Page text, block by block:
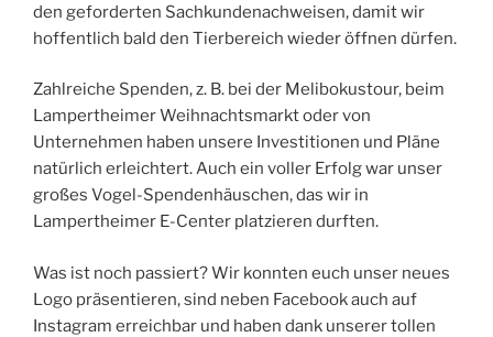
den geforderten Sachkundenachweisen, damit wir
hoffentlich bald den Tierbereich wieder öffnen dürfen.
Zahlreiche Spenden, z. B. bei der Melibokustour, beim
Lampertheimer Weihnachtsmarkt oder von
Unternehmen haben unsere Investitionen und Pläne
natürlich erleichtert. Auch ein voller Erfolg war unser
großes Vogel-Spendenhäuschen, das wir in
Lampertheimer E-Center platzieren durften.
Was ist noch passiert? Wir konnten euch unser neues
Logo präsentieren, sind neben Facebook auch auf
Instagram erreichbar und haben dank unserer tollen